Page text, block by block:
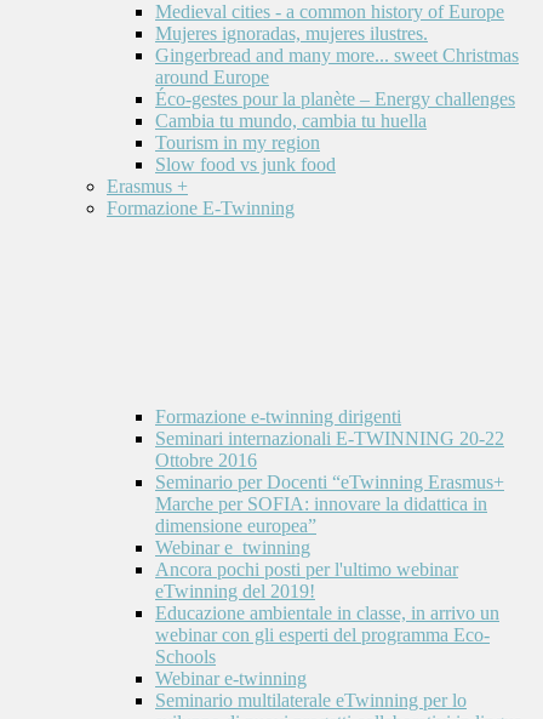
Medieval cities - a common history of Europe
Mujeres ignoradas, mujeres ilustres.
Gingerbread and many more... sweet Christmas
around Europe
Éco-gestes pour la planète – Energy challenges
Cambia tu mundo, cambia tu huella
Tourism in my region
Slow food vs junk food
Erasmus +
Formazione E-Twinning
Formazione e-twinning dirigenti
Seminari internazionali E-TWINNING 20-22
Ottobre 2016
Seminario per Docenti “eTwinning Erasmus+
Marche per SOFIA: innovare la didattica in
dimensione europea”
Webinar e_twinning
Ancora pochi posti per l'ultimo webinar
eTwinning del 2019!
Educazione ambientale in classe, in arrivo un
webinar con gli esperti del programma Eco-
Schools
Webinar e-twinning
Seminario multilaterale eTwinning per lo